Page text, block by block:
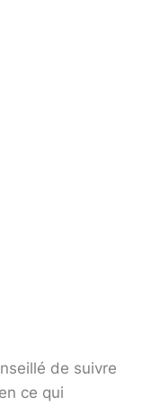
de suivre
ce qui